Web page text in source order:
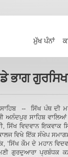
ਮੁੱਖ ਪੰਨਾਂ
ਭਾਗ
-- ਸਿੱਖ ਪੰਥ ਦੀ
ਅਨੰਦਪੁਰ ਸਾਹਿਬ
ਸਿੱਖ ਵਿਦਵਾਨ ਇਕਵਾਕ
ਵਿਖੇ ਇੱਕ ਸੰਖੇਪ
‘ਸਿੱਖ ਕੌਮ ਦੇ ਮਹਾਨ
ਗੁਰਦੁਆਰਾ ਪ੍ਰਬੰਧਕ